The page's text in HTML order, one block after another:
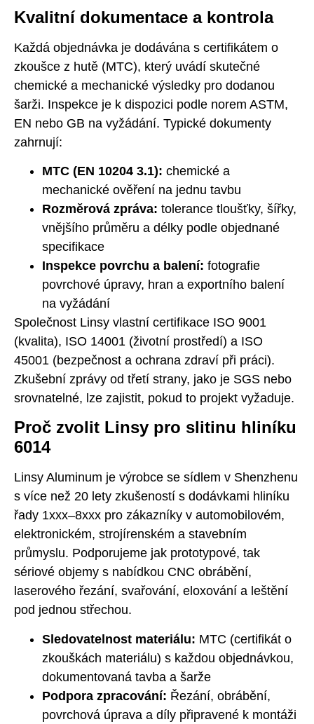
Kvalitní dokumentace a kontrola
Každá objednávka je dodávána s certifikátem o
zkoušce z hutě (MTC), který uvádí skutečné
chemické a mechanické výsledky pro dodanou
šarži. Inspekce je k dispozici podle norem ASTM,
EN nebo GB na vyžádání. Typické dokumenty
zahrnují:
MTC (EN 10204 3.1): chemické a
mechanické ověření na jednu tavbu
Rozměrová zpráva: tolerance tloušťky, šířky,
vnějšího průměru a délky podle objednané
specifikace
Inspekce povrchu a balení: fotografie
povrchové úpravy, hran a exportního balení
na vyžádání
Společnost Linsy vlastní certifikace ISO 9001
(kvalita), ISO 14001 (životní prostředí) a ISO
45001 (bezpečnost a ochrana zdraví při práci).
Zkušební zprávy od třetí strany, jako je SGS nebo
srovnatelné, lze zajistit, pokud to projekt vyžaduje.
Proč zvolit Linsy pro slitinu hliníku
6014
Linsy Aluminum je výrobce se sídlem v Shenzhenu
s více než 20 lety zkušeností s dodávkami hliníku
řady 1xxx–8xxx pro zákazníky v automobilovém,
elektronickém, strojírenském a stavebním
průmyslu. Podporujeme jak prototypové, tak
sériové objemy s nabídkou CNC obrábění,
laserového řezání, svařování, eloxování a leštění
pod jednou střechou.
Sledovatelnost materiálu: MTC (certifikát o
zkouškách materiálu) s každou objednávkou,
dokumentovaná tavba a šarže
Podpora zpracování: Řezání, obrábění,
povrchová úprava a díly připravené k montáži